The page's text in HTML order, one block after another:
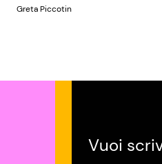
Greta Piccotin
Vuoi